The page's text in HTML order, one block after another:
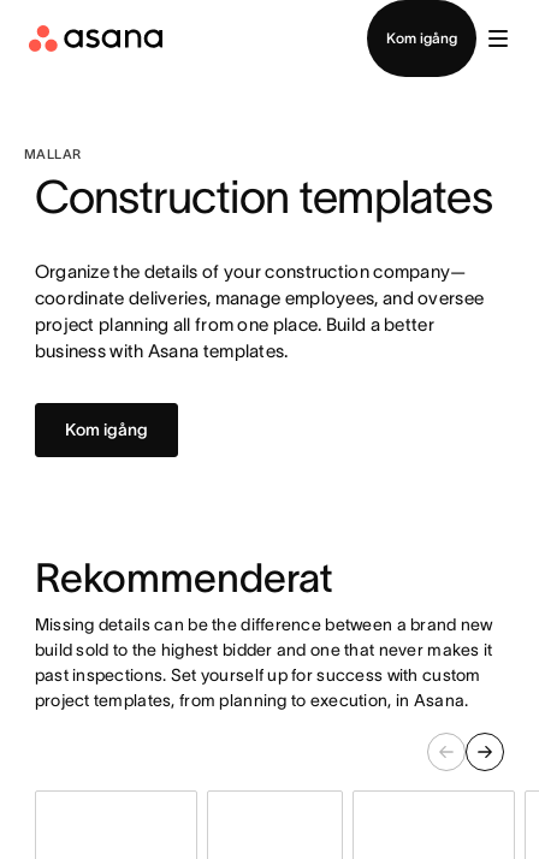
Kom igång
MALLAR
Construction templates
Organize the details of your construction company—
coordinate deliveries, manage employees, and oversee
project planning all from one place. Build a better
business with Asana templates.
Kom igång
Rekommenderat
Missing details can be the difference between a brand new
build sold to the highest bidder and one that never makes it
past inspections. Set yourself up for success with custom
project templates, from planning to execution, in Asana.